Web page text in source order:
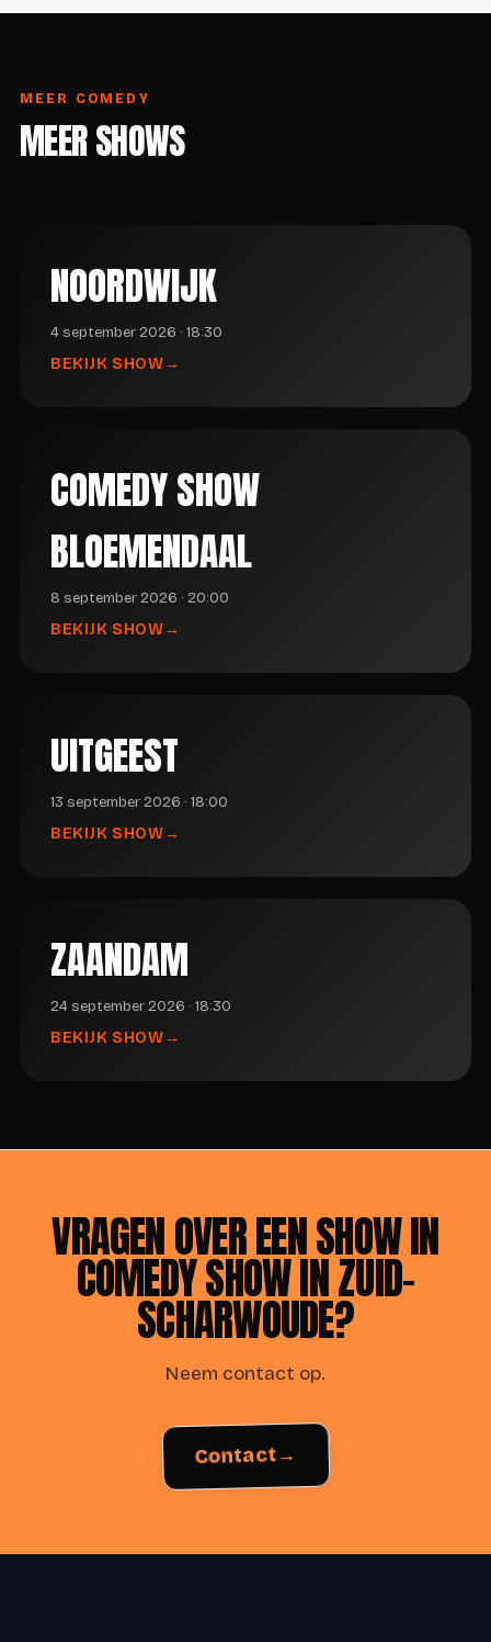
MEER COMEDY
MEER SHOWS
NOORDWIJK
4 september 2026 · 18:30
BEKIJK SHOW
COMEDY SHOW
BLOEMENDAAL
8 september 2026 · 20:00
BEKIJK SHOW
UITGEEST
13 september 2026 · 18:00
BEKIJK SHOW
ZAANDAM
24 september 2026 · 18:30
BEKIJK SHOW
VRAGEN OVER EEN SHOW IN
COMEDY SHOW IN ZUID-
SCHARWOUDE?
Neem contact op.
Contact→